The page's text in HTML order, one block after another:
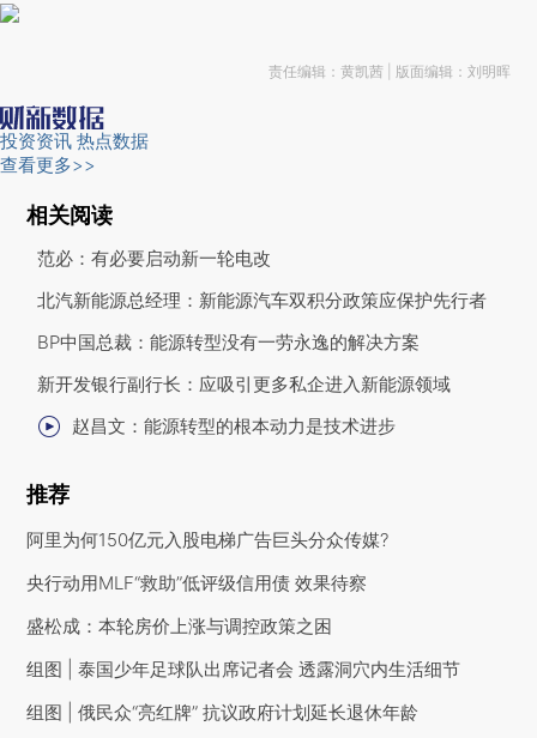
责任编辑：黄凯茜 | 版面编辑：刘明晖
投资资讯 热点数据
查看更多>>
相关阅读
范必：有必要启动新一轮电改
北汽新能源总经理：新能源汽车双积分政策应保护先行者
BP中国总裁：能源转型没有一劳永逸的解决方案
新开发银行副行长：应吸引更多私企进入新能源领域
赵昌文：能源转型的根本动力是技术进步
推荐
阿里为何150亿元入股电梯广告巨头分众传媒?
央行动用MLF“救助”低评级信用债 效果待察
盛松成：本轮房价上涨与调控政策之困
组图 | 泰国少年足球队出席记者会 透露洞穴内生活细节
组图 | 俄民众“亮红牌” 抗议政府计划延长退休年龄